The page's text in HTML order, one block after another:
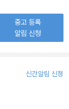
중고 등록
알림 신청
신간알림 신청